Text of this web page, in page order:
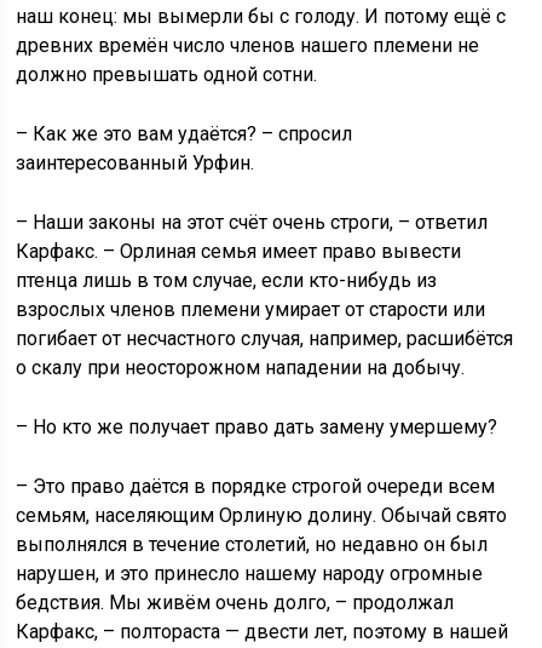
наш конец: мы вымерли бы с голоду. И потому ещё с
древних времён число членов нашего племени не
должно превышать одной сотни.
– Как же это вам удаётся? – спросил
заинтересованный Урфин.
– Наши законы на этот счёт очень строги, – ответил
Карфакс. – Орлиная семья имеет право вывести
птенца лишь в том случае, если кто-нибудь из
взрослых членов племени умирает от старости или
погибает от несчастного случая, например, расшибётся
о скалу при неосторожном нападении на добычу.
– Но кто же получает право дать замену умершему?
– Это право даётся в порядке строгой очереди всем
семьям, населяющим Орлиную долину. Обычай свято
выполнялся в течение столетий, но недавно он был
нарушен, и это принесло нашему народу огромные
бедствия. Мы живём очень долго, – продолжал
Карфакс, – полтораста — двести лет, поэтому в нашей